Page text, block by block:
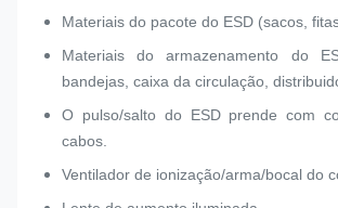
Materiais do pacote do ESD (sacos,
Materiais do armazenamento do
bandejas, caixa da circulação,
O pulso/salto do ESD prende com
cabos.
Ventilador de ionização/arma/bocal do